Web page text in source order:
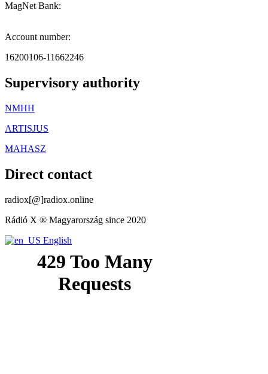
MagNet Bank:
Account number:
16200106-11662246
Supervisory authority
NMHH
ARTISJUS
MAHASZ
Direct contact
radiox[@]radiox.online
Rádió X ® Magyarország since 2020
English